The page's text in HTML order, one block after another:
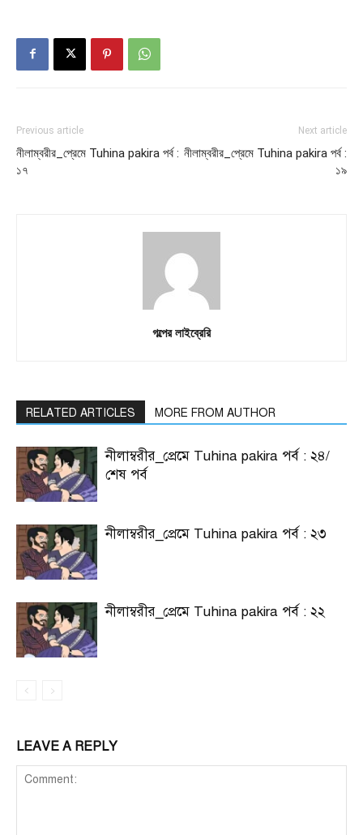
Previous article
নীলাম্বরীর_প্রেমে Tuhina pakira পর্ব :
১৭
Next article
নীলাম্বরীর_প্রেমে Tuhina pakira পর্ব :
১৯
গল্পের লাইব্রেরি
RELATED ARTICLES MORE FROM AUTHOR
নীলাম্বরীর_প্রেমে Tuhina pakira পর্ব : ২৪/
শেষ পর্ব
নীলাম্বরীর_প্রেমে Tuhina pakira পর্ব : ২৩
নীলাম্বরীর_প্রেমে Tuhina pakira পর্ব : ২২
LEAVE A REPLY